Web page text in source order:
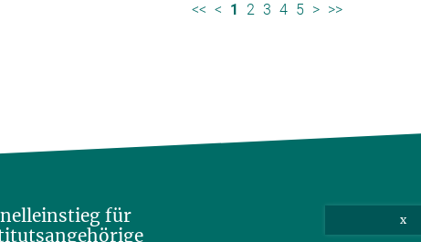
<< < 1 2 3 4 5 > >>
für
x